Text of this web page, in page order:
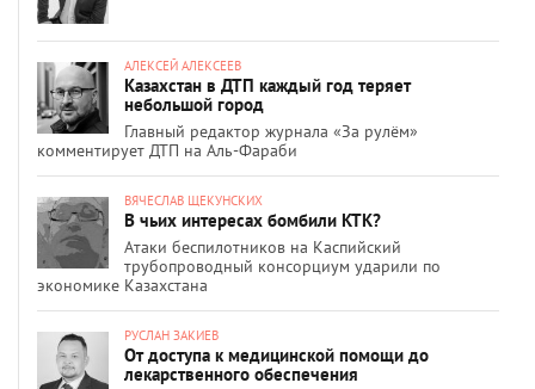
АЛЕКСЕЙ АЛЕКСЕЕВ
Казахстан в ДТП каждый год теряет
небольшой город
Главный редактор журнала «За рулём»
комментирует ДТП на Аль-Фараби
ВЯЧЕСЛАВ ЩЕКУНСКИХ
В чьих интересах бомбили КТК?
Атаки беспилотников на Каспийский
трубопроводный консорциум ударили по
экономике Казахстана
РУСЛАН ЗАКИЕВ
От доступа к медицинской помощи до
лекарственного обеспечения